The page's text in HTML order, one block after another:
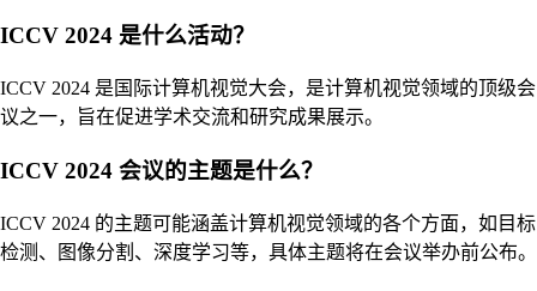
ICCV 2024 是什么活动？
ICCV 2024 是国际计算机视觉大会，是计算机视觉领域的顶级会
议之一，旨在促进学术交流和研究成果展示。
ICCV 2024 会议的主题是什么？
ICCV 2024 的主题可能涵盖计算机视觉领域的各个方面，如目标
检测、图像分割、深度学习等，具体主题将在会议举办前公布。